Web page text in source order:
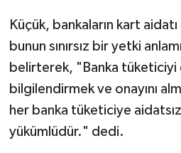
Küçük, bankaların kart
bunun sınırsız bir yetki
belirterek, "Banka tüketiciyi
bilgilendirmek ve onayını
her banka tüketiciye
yükümlüdür." dedi.